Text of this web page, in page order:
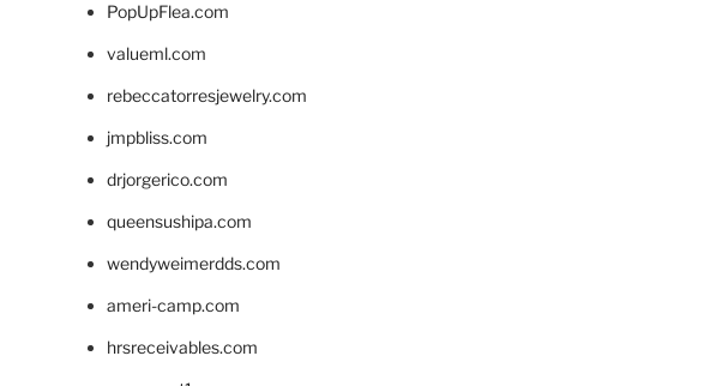
PopUpFlea.com
valueml.com
rebeccatorresjewelry.com
jmpbliss.com
drjorgerico.com
queensushipa.com
wendyweimerdds.com
ameri-camp.com
hrsreceivables.com